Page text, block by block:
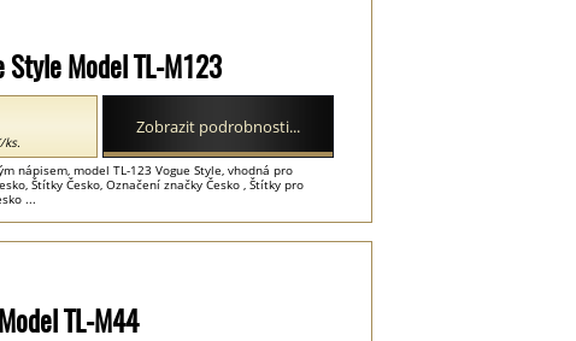
Model TL-M123
nápisem, model TL-123 Vogue Style, vhodná pro
Štítky Česko, Označení značky Česko , Štítky pro
...
ks.
Zobrazit podrobnosti...
TL-M44